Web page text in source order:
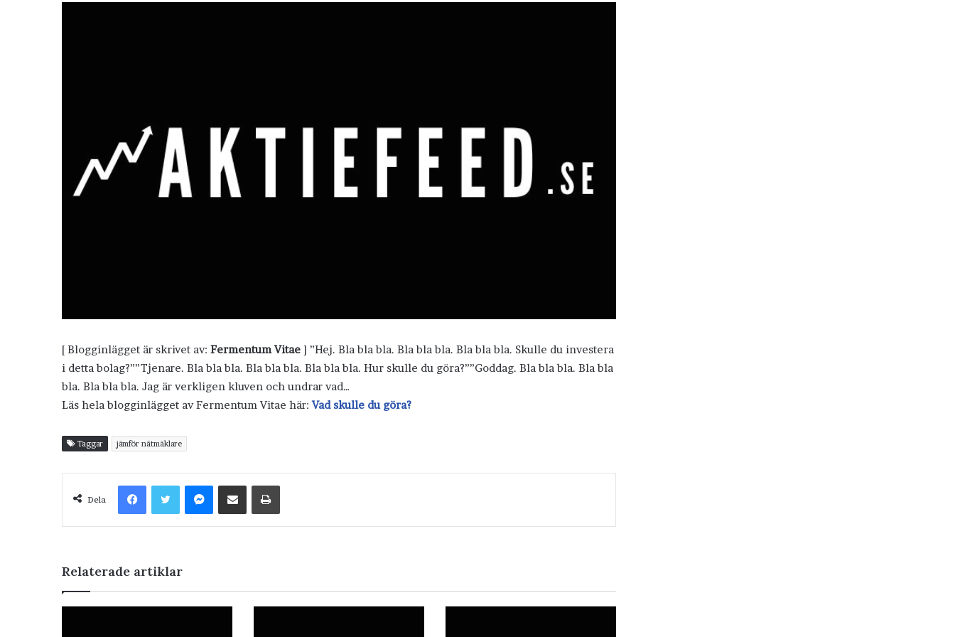
[ Blogginlägget är skrivet av: Fermentum Vitae ] ”Hej. Bla bla bla. Bla bla bla. Bla bla bla. Skulle du investera
i detta bolag?””Tjenare. Bla bla bla. Bla bla bla. Bla bla bla. Hur skulle du göra?””Goddag. Bla bla bla. Bla bla
bla. Bla bla bla. Jag är verkligen kluven och undrar vad…
Läs hela blogginlägget av Fermentum Vitae här:Vad skulle du göra?
Taggar jämför nätmäklare
Dela
FacebookTwitterMessenger
Dela via e-post Skriv ut
Relaterade artiklar